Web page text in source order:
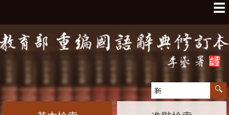
☰